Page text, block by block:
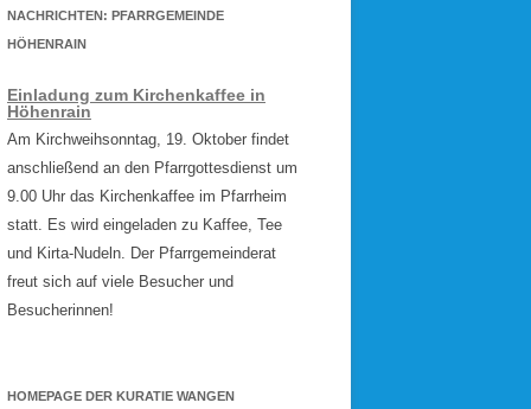
NACHRICHTEN: PFARRGEMEINDE
HÖHENRAIN
Einladung zum Kirchenkaffee in
Höhenrain
Am Kirchweihsonntag, 19. Oktober findet
anschließend an den Pfarrgottesdienst um
9.00 Uhr das Kirchenkaffee im Pfarrheim
statt. Es wird eingeladen zu Kaffee, Tee
und Kirta-Nudeln. Der Pfarrgemeinderat
freut sich auf viele Besucher und
Besucherinnen!
HOMEPAGE DER KURATIE WANGEN